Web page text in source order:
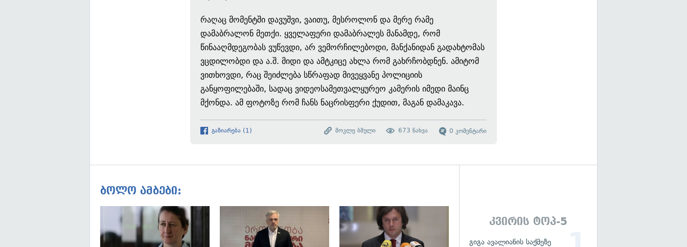
რაღაც მომენტში დავუშვი, ვაითუ, მესროლონ და მერე რამე
დამაბრალონ მეთქი. ყველაფერი დამაბრალეს მანამდე, რომ
წინააღმდეგობას ვუწევდი, არ ვემორჩილებოდი, მანქანიდან გადახტომას
ვცდილობდი და ა.შ. მიდი და ამტკიცე ახლა რომ გახრჩობდნენ. ამიტომ
ვითხოვდი, რაც შეიძლება სწრაფად მივეყვანე პოლიციის
განყოფილებაში, სადაც ვიდეოსამეთვალყურეო კამერის იმედი მაინც
მქონდა. ამ ფოტოზე რომ ჩანს ნაცრისფერი ქუდით, მაგან დამაკავა.
გაზიარება (1) 0 კომენტარი
673 ნახვა
მოკლე ბმული
ბოლო ამბები:
გადახედვაკვირის ტოპ-5
გიგა ავალიანის საქმეზე